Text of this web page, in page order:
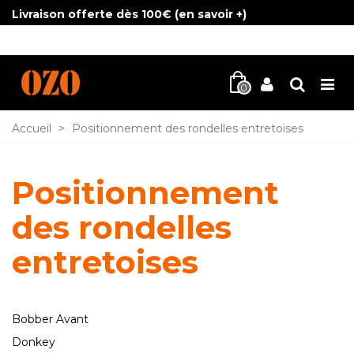
Livraison offerte dès 100€ (en savoir +)
0
Accueil > Positionnement des rondelles entretoises
Positionnement
des rondelles
entretoises
Bobber Avant
Donkey